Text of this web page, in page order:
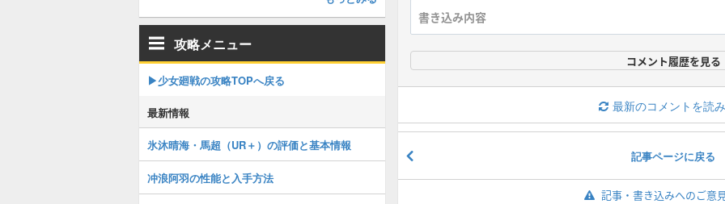
コメント履歴を見る
最新のコメントを読
記事ページに戻る
記事・書き込みへのご意
攻略メニュー
▶︎少女廻戦の攻略TOPへ戻る
最新情報
氷沐晴海・馬超（UR＋）の評価と基本情報
冲浪阿羽の性能と入手方法